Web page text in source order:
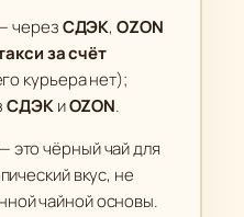
черезСДЭК,OZON
за счёт
курьера нет);
СДЭКиOZON.
это чёрный чай для
вкус, не
чайной основы.